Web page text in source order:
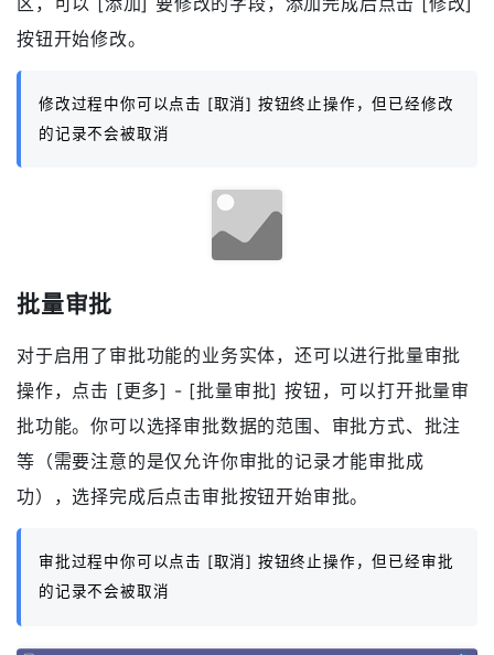
批量修改
点击 [更多] - [批量修改] 按钮，可以打开批量修改功
区，可以 [添加] 要修改的字段，添加完成后点击 [修改]
修改过程中你可以点击 [取消] 按钮终止操作，但已经修改